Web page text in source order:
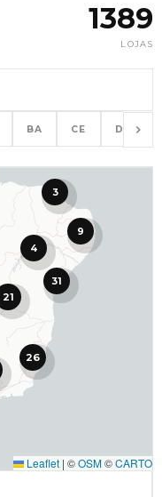
1389
LOJAS
BA CE DF
3
9
31
26
21
4
Leaflet | ©OSM©CARTO